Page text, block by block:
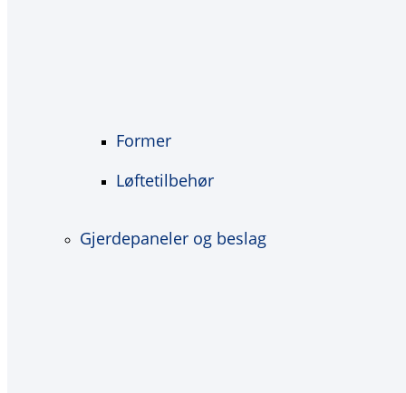
Former
Løftetilbehør
Gjerdepaneler og beslag